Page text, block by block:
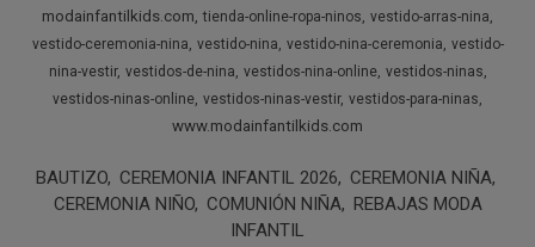
modainfantilkids.com tienda-online-ropa-ninos vestido-arras-nina
vestido-ceremonia-nina vestido-nina vestido-nina-ceremonia vestido-
nina-vestir vestidos-de-nina vestidos-nina-online vestidos-ninas
vestidos-ninas-online vestidos-ninas-vestir vestidos-para-ninas
www.modainfantilkids.com
BAUTIZO CEREMONIA INFANTIL 2026
CEREMONIA NIÑA
CEREMONIA NIÑO COMUNIÓN NIÑA REBAJAS MODA
INFANTIL